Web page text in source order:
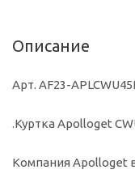
Описание
Арт. AF23-
.Куртка Apolloget
Компания Apolloget